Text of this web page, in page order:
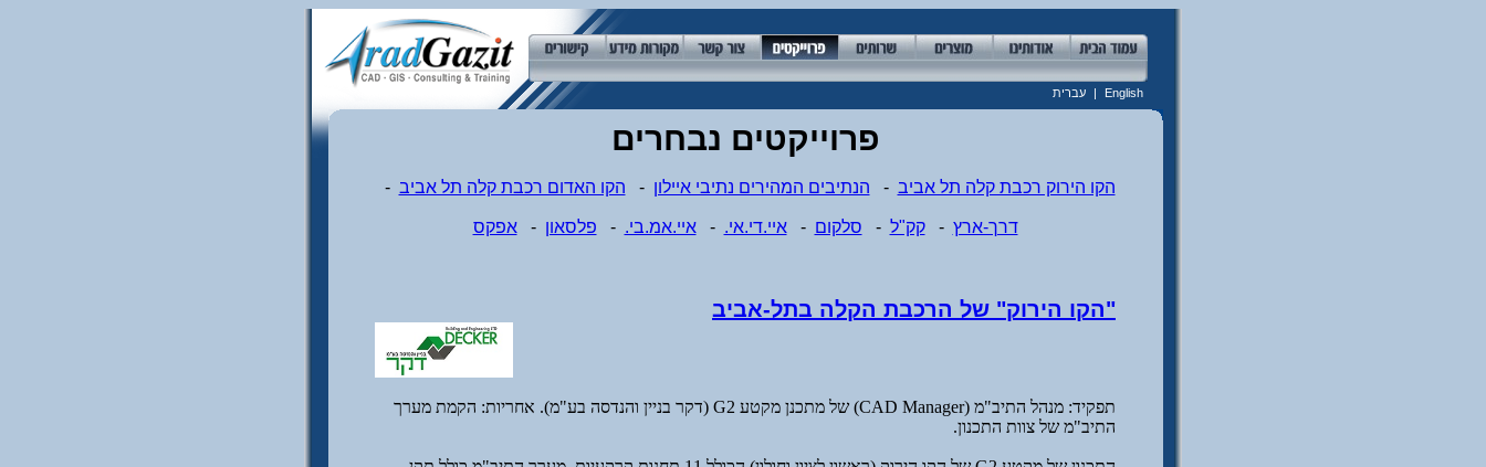
עברית | English
פרוייקטים נבחרים
הקו הירוק רכבת קלה תל אביב - הנתיבים המהירים נתיבי איילון - הקו האדום רכבת קלה תל אביב -
דרך-ארץ -קק"ל - סלקום -איי.די.אי. -איי.אמ.בי. - פלסאון -אפקס
"הקו הירוק" של הרכבת הקלה בתל-אביב
תפקיד: מנהל התיב"מ (CAD Manager) של מתכנן מקטע G2 (דקר בניין והנדסה בע"מ). אחריות: הקמת מערך
התיב"מ של צוות התכנון.